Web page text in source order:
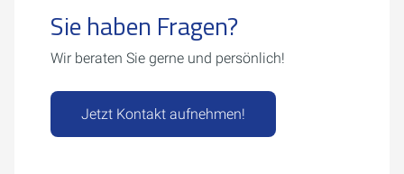
Sie haben Fragen?
Wir beraten Sie gerne und persönlich!
Jetzt Kontakt aufnehmen!